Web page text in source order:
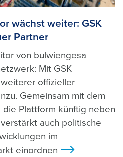
wächst weiter: GSK
Partner
von bulwiengesa
Mit GSK
offizieller
Gemeinsam mit dem
die Plattform künftig neben
auch politische
im
einordnen